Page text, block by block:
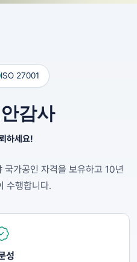
ISO 27001
감사
하세요!
국가공인 자격을 보유하고 10년
수행합니다.
성